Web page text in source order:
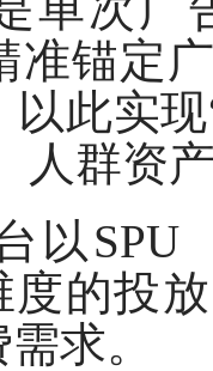
准锚定
以此实现
人群资
以 SPU
度的投
求。